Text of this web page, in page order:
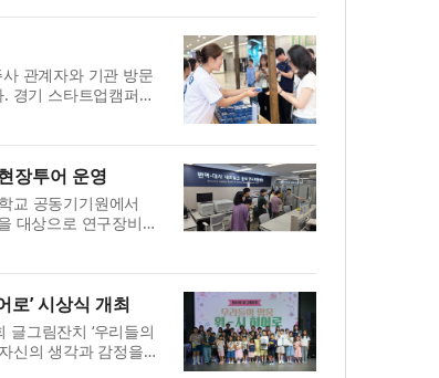
관계자와 기관 방문
경기 스타트업캠퍼스
장투어 운영
교 공동기기원에서
대상으로 연구장비
로’ 시상식 개최
그림잔치 ‘우리들의
신의 생각과 감정을